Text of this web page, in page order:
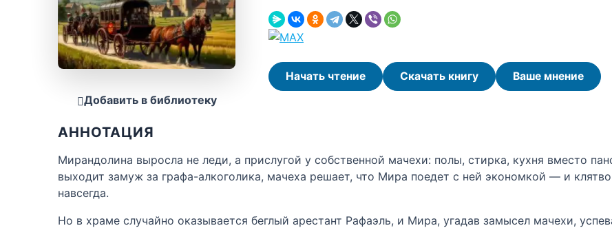
Добавить в библиотеку
Начать чтение Скачать книгу Ваше мнение
АННОТАЦИЯ
Мирандолина выросла не леди, а прислугой у собственной мачехи: полы, стирка, кухня вместо
выходит замуж за графа-алкоголика, мачеха решает, что Мира поедет с ней экономкой — и
навсегда.
Но в храме случайно оказывается беглый арестант Рафаэль, и Мира, угадав замысел мачехи,